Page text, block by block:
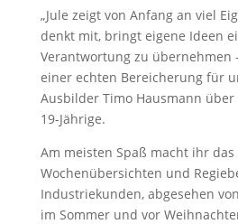
„Jule zeigt von Anfang an viel
denkt mit, bringt eigene Ideen
Verantwortung zu übernehmen
einer echten Bereicherung für
Ausbilder Timo Hausmann
19-Jährige.
Am meisten Spaß macht ihr
Wochenübersichten und
Industriekunden, abgesehen
im Sommer und vor